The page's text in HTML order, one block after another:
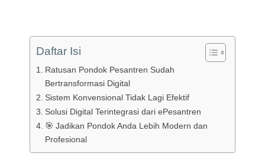
Daftar Isi
Ratusan Pondok Pesantren Sudah
Bertransformasi Digital
Sistem Konvensional Tidak Lagi Efektif
Solusi Digital Terintegrasi dari ePesantren
🎯 Jadikan Pondok Anda Lebih Modern dan
Profesional